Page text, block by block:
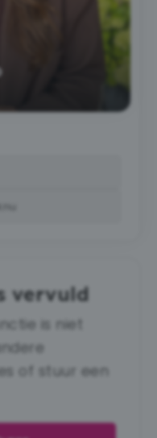
vervuld
is niet
of stuur een